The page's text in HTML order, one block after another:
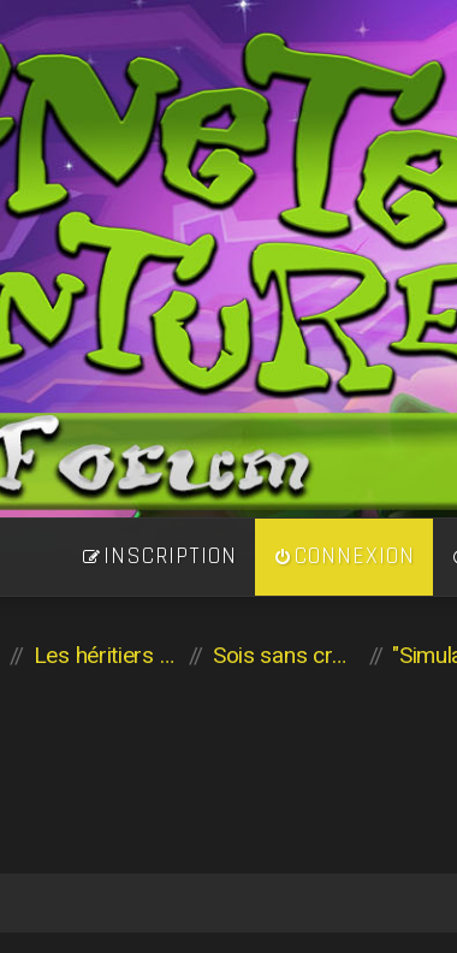
CONNEXION
INSCRIPTION
Les héritiers de l'Aventure Sois sans crainte